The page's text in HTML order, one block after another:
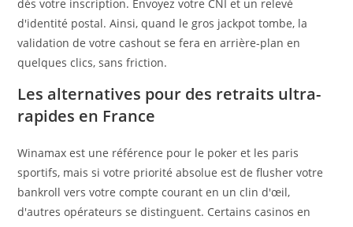
dès votre inscription. Envoyez votre CNI et un relevé
d'identité postal. Ainsi, quand le gros jackpot tombe, la
validation de votre cashout se fera en arrière-plan en
quelques clics, sans friction.
Les alternatives pour des retraits ultra-
rapides en France
Winamax est une référence pour le poker et les paris
sportifs, mais si votre priorité absolue est de flusher votre
bankroll vers votre compte courant en un clin d'œil,
d'autres opérateurs se distinguent. Certains casinos en